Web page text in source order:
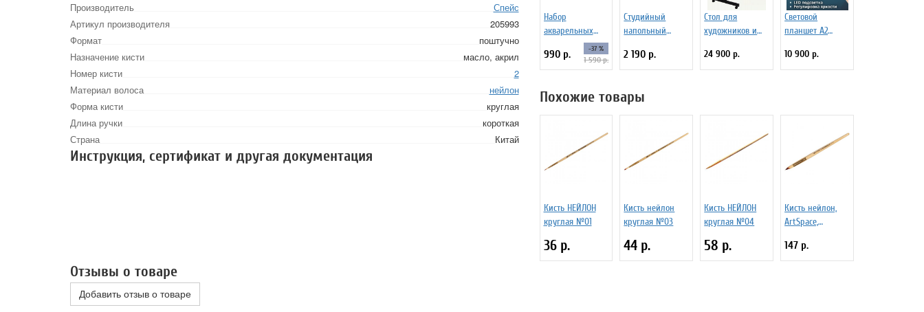
Производитель
Спейс
Артикул производителя
205993
Формат
поштучно
Назначение кисти
масло, акрил
Номер кисти
2
Материал волоса
нейлон
Форма кисти
круглая
Длина ручки
короткая
Страна
Китай
Инструкция, сертификат и другая документация
Набор
акварельных
SoulArt
WaterColor Brush
990 р. -37 %
1 590 р.
Студийный
напольный
Малевичъ
"Симпл"
2 190 р.
Стол для
художников и
SoulArt, металл/
стекло 110 х 60
24 900 р.
Световой
планшет А2
10 900 р.
Похожие товары
Кисть НЕЙЛОН
круглая №01
36 р.
Кисть нейлон
круглая №03
44 р.
Кисть НЕЙЛОН
круглая №04
58 р.
Кисть нейлон,
ArtSpace,
147 р.
Отзывы о товаре
Добавить отзыв о товаре